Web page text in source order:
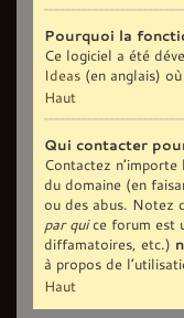
Pourquoi la
Ce logiciel a été
Ideas (en anglais)
Haut
Qui contacter
Contactez
du domaine (en
ou des abus. Notez
par quice forum est
diffamatoires, etc.)
à propos de
Haut